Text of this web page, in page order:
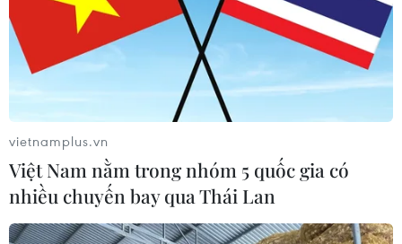
Naver và NVIDIA tăng tốc xây dựng
“Nhà máy AI,” hướng tới doanh thu
từ năm 2027
07/08/2026 13:01
Sân chơi học đường giúp học sinh
rèn kỹ năng sống qua từng bước
nhảy
vietnamplus.vn
Việt Nam nằm trong nhóm 5 quốc gia có
nhiều chuyến bay qua Thái Lan